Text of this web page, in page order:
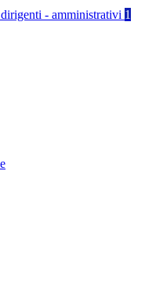
- amministrativi 1